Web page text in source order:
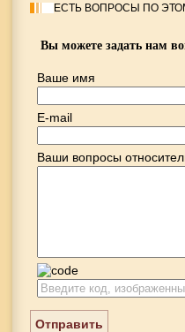
ЕСТЬ ВОПРОСЫ ПО
Вы можете задать нам
Ваше имя
E-mail
Ваши вопросы
Отправить